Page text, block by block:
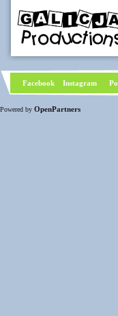
Facebook Instagram
Powered by OpenPartners